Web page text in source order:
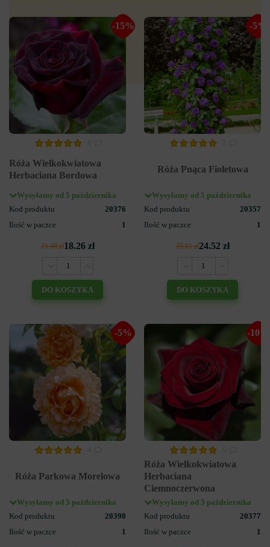
-15%
Róża Wielkokwiatowa
Herbaciana Bordowa
Wysyłamy od 5 października
Kod produktu
20376
Ilość w paczce
1
21.48 zł18.26 zł
DO KOSZYKA
-5%
Róża Pnąca Fioletowa
Wysyłamy od 5 października
Kod produktu
20357
Ilość w paczce
1
25.81 zł24.52 zł
DO KOSZYKA
-5%
Róża Parkowa Morelowa
Wysyłamy od 5 października
Kod produktu
20398
Ilość w paczce
1
-10%
Róża Wielkokwiatowa
Herbaciana
Ciemnoczerwona
Wysyłamy od 5 października
Kod produktu
20377
Ilość w paczce
1